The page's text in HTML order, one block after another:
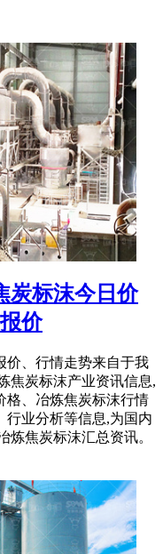
炭标沫今日价
价
价、行情走势来自于我
焦炭标沫产业资讯信息,
格、冶炼焦炭标沫行情
行业分析等信息,为国内
炼焦炭标沫汇总资讯。